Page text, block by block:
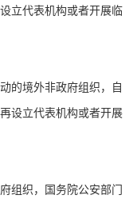
立代表机构或者开展临
的境外非政府组织，自
设立代表机构或者开展
组织，国务院公安部门